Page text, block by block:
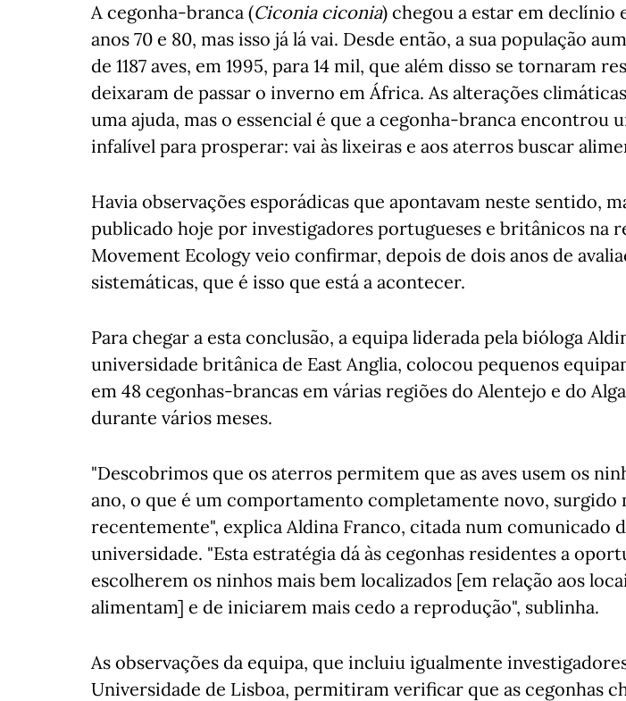
A cegonha-branca (Ciconia ciconia) chegou a estar em declínio
anos 70 e 80, mas isso já lá vai. Desde então, a sua população
de 1187 aves, em 1995, para 14 mil, que além disso se tornaram
deixaram de passar o inverno em África. As alterações
uma ajuda, mas o essencial é que a cegonha-branca encontrou
infalível para prosperar: vai às lixeiras e aos aterros buscar
Havia observações esporádicas que apontavam neste sentido,
publicado hoje por investigadores portugueses e britânicos na
Movement Ecology veio confirmar, depois de dois anos de
sistemáticas, que é isso que está a acontecer.
Para chegar a esta conclusão, a equipa liderada pela bióloga
universidade britânica de East Anglia, colocou pequenos
em 48 cegonhas-brancas em várias regiões do Alentejo e do
durante vários meses.
"Descobrimos que os aterros permitem que as aves usem os
ano, o que é um comportamento completamente novo, surgido
recentemente", explica Aldina Franco, citada num comunicado
universidade. "Esta estratégia dá às cegonhas residentes a
escolherem os ninhos mais bem localizados [em relação aos
alimentam] e de iniciarem mais cedo a reprodução", sublinha.
As observações da equipa, que incluiu igualmente
Universidade de Lisboa, permitiram verificar que as cegonhas